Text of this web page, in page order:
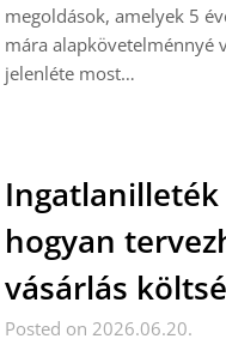
megoldások, amelyek 5
mára alapkövetelménnyé
jelenléte most…
hogyan
vásárlás
Posted on 2026.06.20.